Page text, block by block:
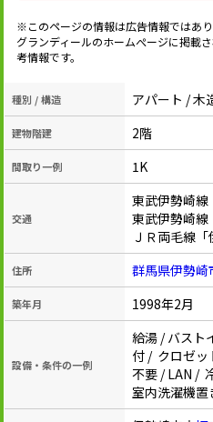
※このページの情報は広告情報ではあ
グランディールのホームぺージに掲載
考情報です。
種別 / 構造 アパート / 木
建物階建 2階
間取り一例 1K
交通
東武伊勢崎線
東武伊勢崎線
ＪＲ両毛線
住所 群馬県伊勢崎
築年月 1998年2月
設備・条件の一例
給湯 / バスト
付 / クロゼッ
不要 / LAN /
室内洗濯機置